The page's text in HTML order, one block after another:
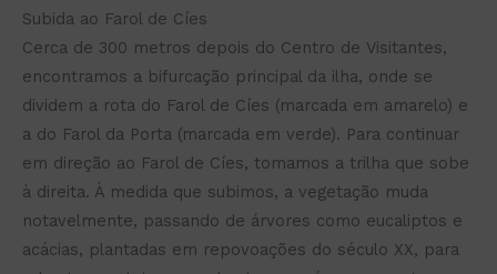
Subida ao Farol de Cíes
Cerca de 300 metros depois do Centro de Visitantes,
encontramos a bifurcação principal da ilha, onde se
dividem a rota do Farol de Cíes (marcada em amarelo) e
a do Farol da Porta (marcada em verde). Para continuar
em direção ao Farol de Cíes, tomamos a trilha que sobe
à direita. À medida que subimos, a vegetação muda
notavelmente, passando de árvores como eucaliptos e
acácias, plantadas em repovoações do século XX, para